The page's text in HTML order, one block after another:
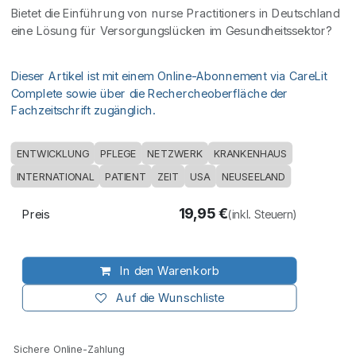
Bietet die Einführung von nurse Practitioners in Deutschland
eine Lösung für Versorgungslücken im Gesundheitssektor?
Dieser Artikel ist mit einem Online-Abonnement via CareLit
Complete sowie über die Rechercheoberfläche der
Fachzeitschrift zugänglich.
ENTWICKLUNG PFLEGE NETZWERK KRANKENHAUS
INTERNATIONAL PATIENT ZEIT USA NEUSEELAND
In den Warenkorb
Auf die Wunschliste
Preis 19,95€(inkl. Steuern)
Sichere Online-Zahlung